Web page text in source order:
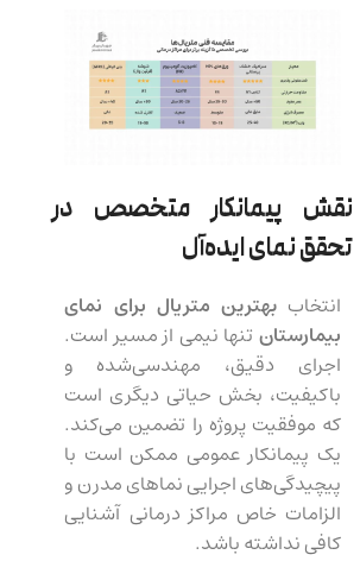
نقش پیمانکار متخصص در
تحقق نمای ایده‌آل
انتخاببهترین متریال برای نمای
بیمارستان تنها نیمی از مسیر است.
اجرای دقیق، مهندسی‌شده و
باکیفیت، بخش حیاتی دیگری است
که موفقیت پروژه را تضمین می‌کند.
یک پیمانکار عمومی ممکن است با
پیچیدگی‌های اجرایی نماهای مدرن و
الزامات خاص مراکز درمانی آشنایی
کافی نداشته باشد.